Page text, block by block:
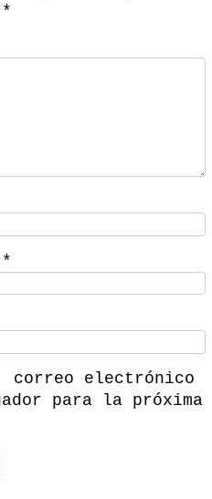
*
*
correo electrónico
para la próxima